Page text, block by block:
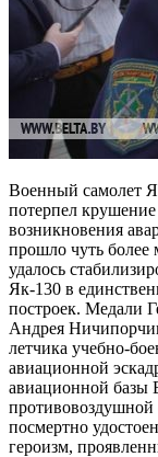
Военный самолет
потерпел
возникновения
прошло чуть
удалось
Як-130 в
построек. Медали
Андрея
летчика учебно-
авиационной
авиационной базы
посмертно
героизм,